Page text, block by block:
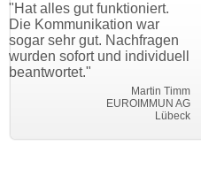
funktioniert.
war
Nachfragen
und individuell
"Danke für
Transfer
i can eckert